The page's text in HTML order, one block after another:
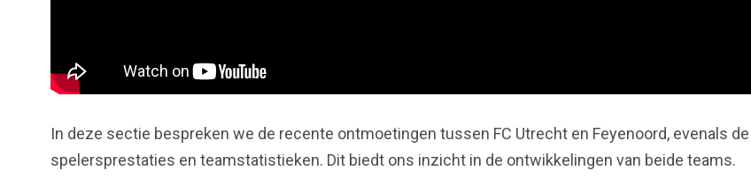
In deze sectie bespreken we de recente ontmoetingen tussen FC Utrecht en Feyenoord, evenals de
spelersprestaties en teamstatistieken. Dit biedt ons inzicht in de ontwikkelingen van beide teams.